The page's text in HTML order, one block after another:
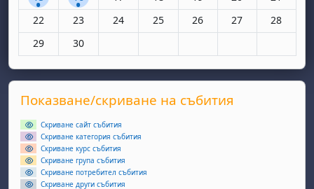
Няма събития, понеделник, 22 юни
22 Няма събития, вторник, 23 юни
23 Няма събития, сряда, 24 юни
24 Няма събития, четвъртък, 25 юни
25 Няма събития, петък, 26
26 Няма събития,
27 Няма
28
Няма събития, понеделник, 29 юни
29 Няма събития, вторник, 30 юни
30
Supplementary blocks
Прескочи Показване/скриване на събития
Показване/скриване на събития
Скриване сайт събития
Скриване категория събития
Скриване курс събития
Скриване група събития
Скриване потребител събития
Скриване други събития